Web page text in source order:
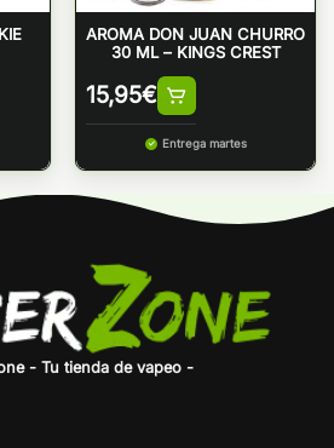
AROMA DON JUAN CHURRO
30 ML – KINGS CREST
15,95€
Entrega martes
- Tu tienda de vapeo -